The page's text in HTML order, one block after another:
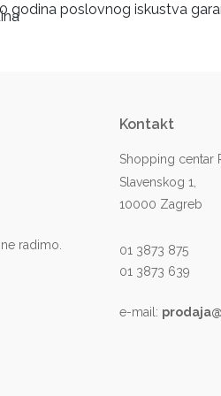
godina poslovnog iskustva
radimo.
Kontakt
Shopping centar
Slavenskog 1,
10000 Zagreb
01 3873 875
01 3873 639
e-mail: